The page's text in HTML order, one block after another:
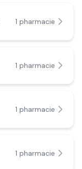
1 pharmacie
1 pharmacie
1 pharmacie
1 pharmacie